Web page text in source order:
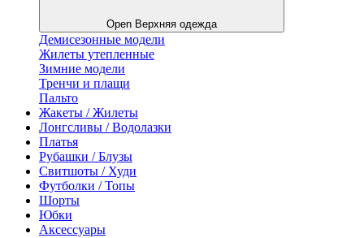
Open Верхняя одежда
Демисезонные модели
Жилеты утепленные
Зимние модели
Тренчи и плащи
Пальто
Жакеты / Жилеты
Лонгсливы / Водолазки
Платья
Рубашки / Блузы
Свитшоты / Худи
Футболки / Топы
Шорты
Юбки
Аксессуары